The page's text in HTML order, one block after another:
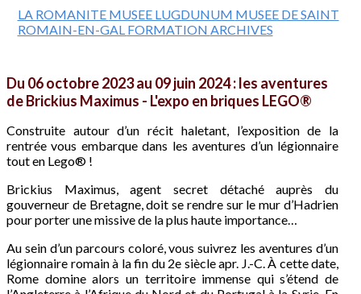
LA ROMANITE MUSEE LUGDUNUM MUSEE DE SAINT
ROMAIN-EN-GAL FORMATION ARCHIVES
Du 06 octobre 2023 au 09 juin 2024 : les aventures
de Brickius Maximus - L'expo en briques LEGO®
Construite autour d’un récit haletant, l’exposition de la
rentrée vous embarque dans les aventures d’un légionnaire
tout en Lego® !
Brickius Maximus, agent secret détaché auprès du
gouverneur de Bretagne, doit se rendre sur le mur d’Hadrien
pour porter une missive de la plus haute importance…
Au sein d’un parcours coloré, vous suivrez les aventures d’un
légionnaire romain à la fin du 2e siècle apr. J.-C. À cette date,
Rome domine alors un territoire immense qui s’étend de